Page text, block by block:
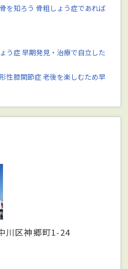
を知ろう 骨粗しょう症であれば
う症 早期発見・治療で自立した
性膝関節症 老後を楽しむため早
川区神郷町1-24